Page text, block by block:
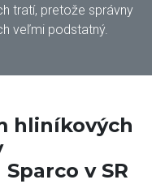
tratí, pretože správny
veľmi podstatný.
hliníkových
v SR